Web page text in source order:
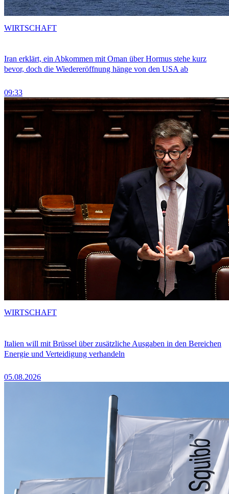
Iran erklärt, ein Abkommen mit Oman über Hormus stehe kurz
bevor, doch die Wiedereröffnung hänge von den USA ab
09:33
WIRTSCHAFT
Italien will mit Brüssel über zusätzliche Ausgaben in den Bereichen
Energie und Verteidigung verhandeln
05.08.2026
WIRTSCHAFT